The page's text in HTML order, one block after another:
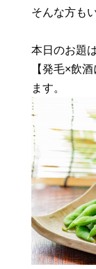
そんな方も
本日のお題
【発毛×飲
ます。